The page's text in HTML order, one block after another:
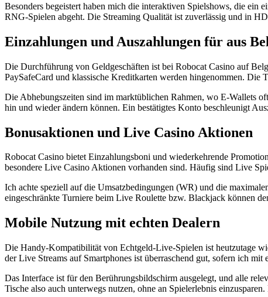
Besonders begeistert haben mich die interaktiven Spielshows, die
RNG-Spielen abgeht. Die Streaming Qualität ist zuverlässig und in
Einzahlungen und Auszahlungen für aus
Die Durchführung von Geldgeschäften ist bei Robocat Casino auf
PaySafeCard und klassische Kreditkarten werden hingenommen. Die
Die Abhebungszeiten sind im marktüblichen Rahmen, wo E-Wallets
hin und wieder ändern können. Ein bestätigtes Konto beschleunigt
Bonusaktionen und Live Casino Aktionen
Robocat Casino bietet Einzahlungsboni und wiederkehrende
besondere Live Casino Aktionen vorhanden sind. Häufig sind Live
Ich achte speziell auf die Umsatzbedingungen (WR) und die
eingeschränkte Turniere beim Live Roulette bzw. Blackjack können
Mobile Nutzung mit echten Dealern
Die Handy-Kompatibilität von Echtgeld-Live-Spielen ist heutzutage
der Live Streams auf Smartphones ist überraschend gut, sofern ich
Das Interface ist für den Berührungsbildschirm ausgelegt, und alle
Tische also auch unterwegs nutzen, ohne an Spielerlebnis